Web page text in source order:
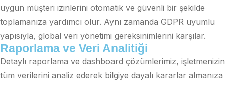
uygun müşteri izinlerini otomatik ve güvenli bir şekilde
toplamanıza yardımcı olur. Aynı zamanda GDPR uyumlu
yapısıyla, global veri yönetimi gereksinimlerini karşılar.
Raporlama ve Veri Analitiği
Detaylı raporlama ve dashboard çözümlerimiz, işletmenizin
tüm verilerini analiz ederek bilgiye dayalı kararlar almanıza